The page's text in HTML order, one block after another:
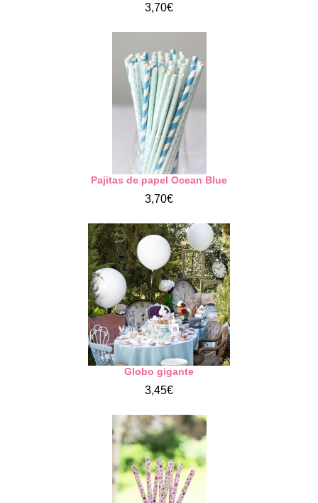
3,70€
Pajitas de papel Ocean Blue
3,70€
Globo gigante
3,45€